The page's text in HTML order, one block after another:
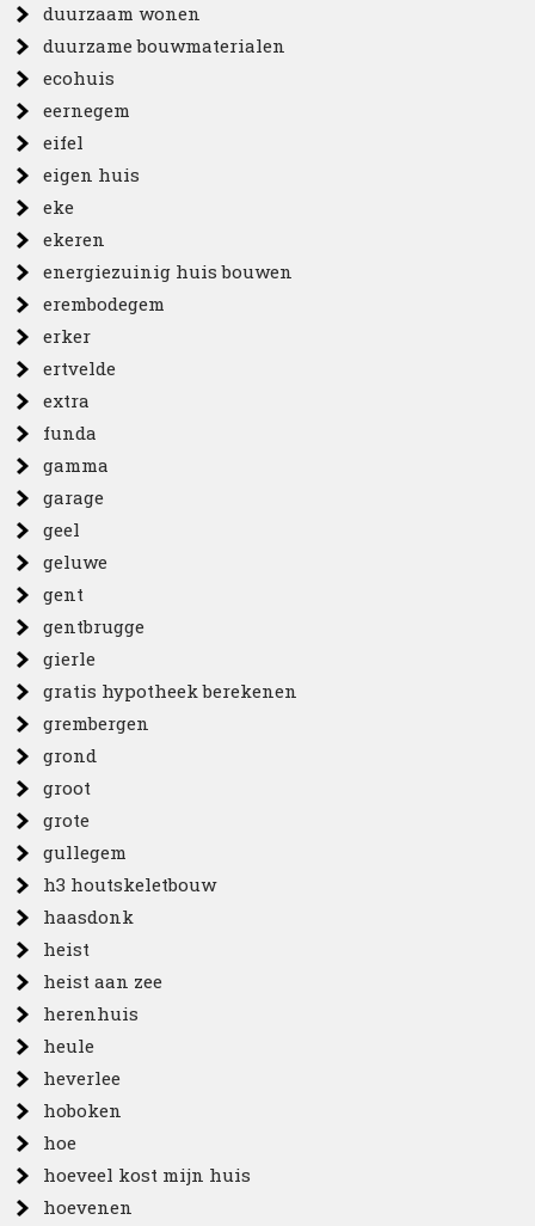
duurzaam wonen
duurzame bouwmaterialen
ecohuis
eernegem
eifel
eigen huis
eke
ekeren
energiezuinig huis bouwen
erembodegem
erker
ertvelde
extra
funda
gamma
garage
geel
geluwe
gent
gentbrugge
gierle
gratis hypotheek berekenen
grembergen
grond
groot
grote
gullegem
h3 houtskeletbouw
haasdonk
heist
heist aan zee
herenhuis
heule
heverlee
hoboken
hoe
hoeveel kost mijn huis
hoevenen